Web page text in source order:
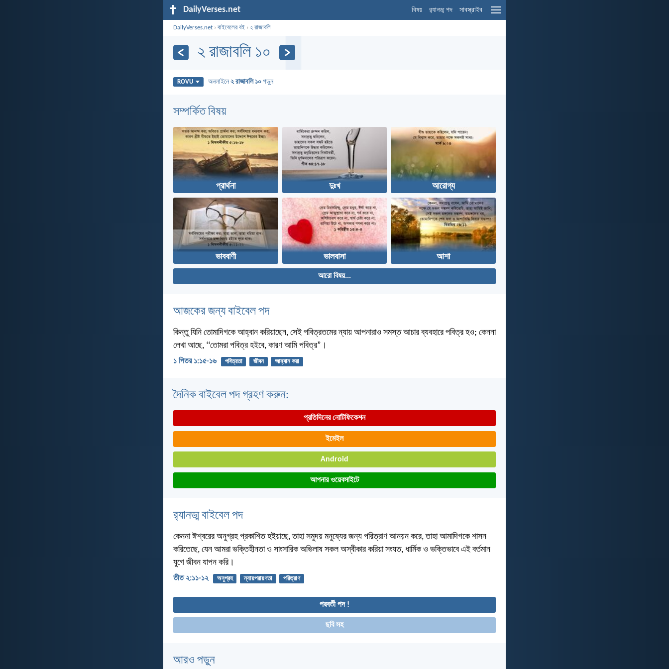
DailyVerses.net বিষয় র‌্যানড্ম পদ সাবস্ক্রাইব
DailyVerses.net ›বাইবেলের বই ›২ রাজাবলি
২ রাজাবলি ১০
ROVU অনলাইনে২ রাজাবলি ১০ পড়ুন
সম্পর্কিত বিষয়
প্রার্থনা দুঃখ আরোগ্য
ভাববাণী ভালবাসা আশা
আরো বিষয়...
আজকের জন্য বাইবেল পদ
কিন্তু যিনি তোমাদিগকে আহ্বান করিয়াছেন, সেই পবিত্রতমের ন্যায় আপনারাও সমস্ত আচার ব্যবহারে পবিত্র হও; কেননা
লেখা আছে, ‘‘তোমরা পবিত্র হইবে, কারণ আমি পবিত্র”।
১ পিতর ১:১৫-১৬ পবিত্রতা জীবন আহ্বান করা
দৈনিক বাইবেল পদ গ্রহণ করুন:
প্রতিদিনের নোটিফিকেশন
ইমেইল
Android
আপনার ওয়েবসাইটে
র‌্যানড্ম বাইবেল পদ
কেননা ঈশ্বরের অনুগ্রহ প্রকাশিত হইয়াছে, তাহা সমুদয় মনুষ্যের জন্য পরিত্রাণ আনয়ন করে, তাহা আমাদিগকে শাসন
করিতেছে, যেন আমরা ভক্তিহীনতা ও সাংসারিক অভিলাষ সকল অস্বীকার করিয়া সংযত, ধার্মিক ও ভক্তিভাবে এই বর্তমান
যুগে জীবন যাপন করি।
তীত ২:১১-১২ অনুগ্রহ ন্যায়পরায়ণতা পরিত্রাণ
পরবর্তী পদ !
ছবি সহ
আরও পড়ুন